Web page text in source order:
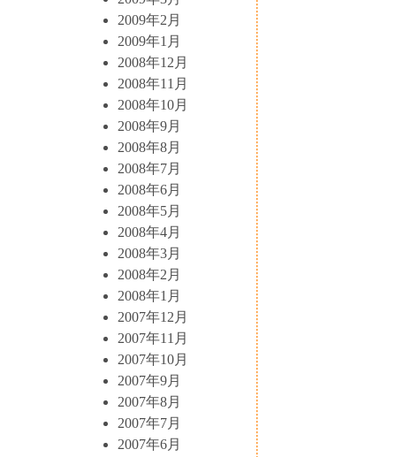
2009年2月
2009年1月
2008年12月
2008年11月
2008年10月
2008年9月
2008年8月
2008年7月
2008年6月
2008年5月
2008年4月
2008年3月
2008年2月
2008年1月
2007年12月
2007年11月
2007年10月
2007年9月
2007年8月
2007年7月
2007年6月